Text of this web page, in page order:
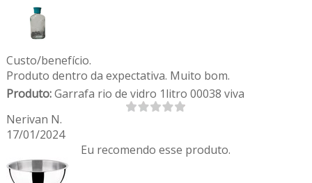
Custo/benefício.
Produto dentro da expectativa. Muito bom.
Produto:Garrafa rio de vidro 1litro 00038 viva
Nerivan N.
17/01/2024
Eu recomendo esse produto.